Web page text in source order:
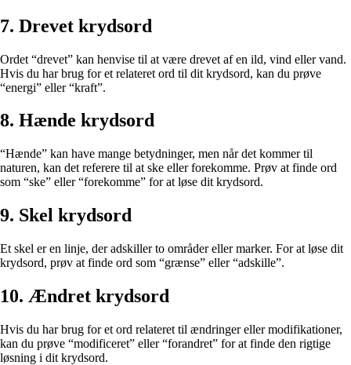
7. Drevet krydsord
Ordet “drevet” kan henvise til at være drevet af en ild, vind eller vand.
Hvis du har brug for et relateret ord til dit krydsord, kan du prøve
“energi” eller “kraft”.
8. Hænde krydsord
“Hænde” kan have mange betydninger, men når det kommer til
naturen, kan det referere til at ske eller forekomme. Prøv at finde ord
som “ske” eller “forekomme” for at løse dit krydsord.
9. Skel krydsord
Et skel er en linje, der adskiller to områder eller marker. For at løse dit
krydsord, prøv at finde ord som “grænse” eller “adskille”.
10. Ændret krydsord
Hvis du har brug for et ord relateret til ændringer eller modifikationer,
kan du prøve “modificeret” eller “forandret” for at finde den rigtige
løsning i dit krydsord.